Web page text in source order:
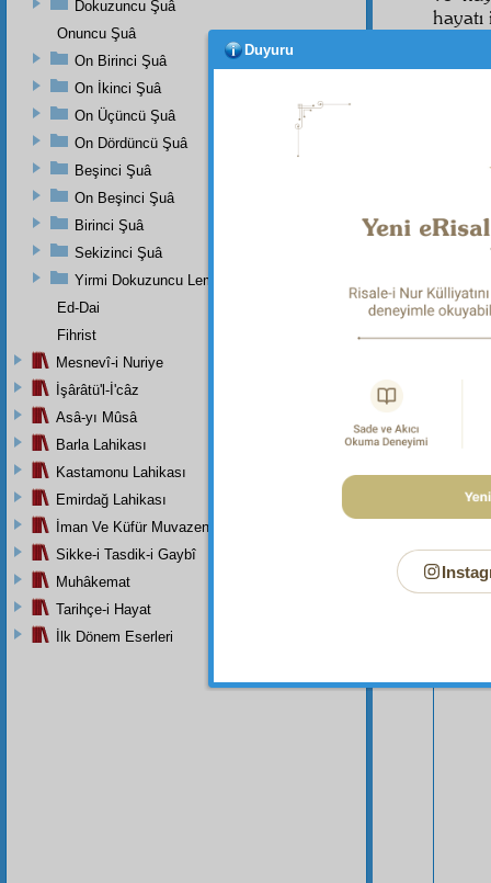
Dokuzuncu Şuâ
Onuncu Şuâ
On Birinci Şuâ
On İkinci Şuâ
On Üçüncü Şuâ
On Dördüncü Şuâ
Beşinci Şuâ
On Beşinci Şuâ
Birinci Şuâ
Sekizinci Şuâ
Yirmi Dokuzuncu Lem'adan İkinci Bab
Ed-Dai
Fihrist
Mesnevî-i Nuriye
İşârâtü'l-İ'câz
Asâ-yı Mûsâ
Barla Lahikası
Kastamonu Lahikası
Emirdağ Lahikası
İman Ve Küfür Muvazeneleri
Sikke-i Tasdik-i Gaybî
Muhâkemat
Tarihçe-i Hayat
İlk Dönem Eserleri
Duyuru